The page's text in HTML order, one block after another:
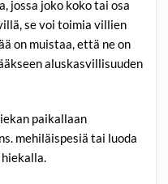
jossa joko koko tai osa
se voi toimia villien
on muistaa, että ne on
aluskasvillisuuden
paikallaan
mehiläispesiä tai luoda